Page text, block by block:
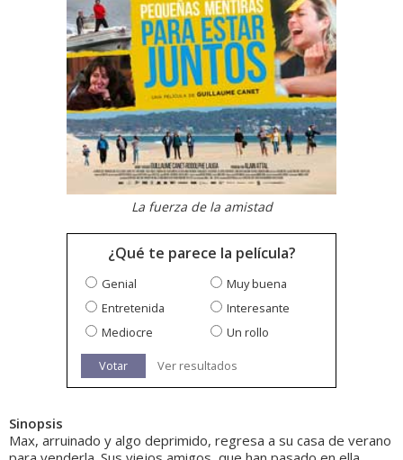
La fuerza de la amistad
¿Qué te parece la película?
Genial
Muy buena
Entretenida
Interesante
Mediocre
Un rollo
Votar Ver resultados
Sinopsis
Max, arruinado y algo deprimido, regresa a su casa de verano